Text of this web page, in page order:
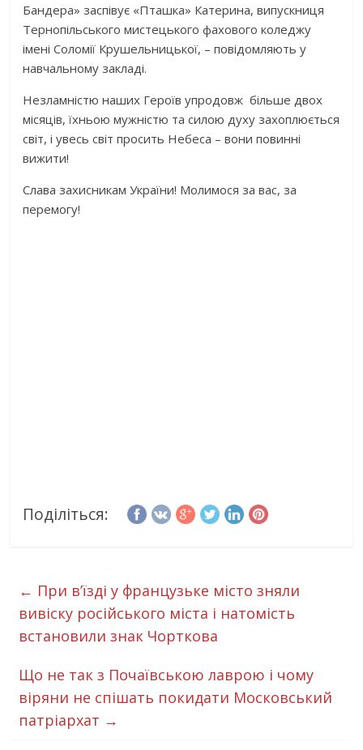
Бандера» заспівує «Пташка» Катерина, випускниця
Тернопільського мистецького фахового коледжу
імені Соломії Крушельницької, – повідомляють у
навчальному закладі.
Незламністю наших Героїв упродовж більше двох
місяців, їхньою мужністю та силою духу захоплюється
світ, і увесь світ просить Небеса – вони повинні
вижити!
Слава захисникам України! Молимося за вас, за
перемогу!
Поділіться:
← При в’їзді у французьке місто зняли
вивіску російського міста і натомість
встановили знак Чорткова
Що не так з Почаївською лаврою і чому
віряни не спішать покидати Московський
патріархат →